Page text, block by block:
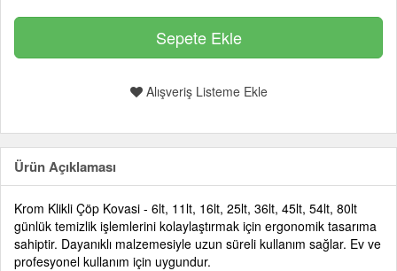
Alışveriş Listeme Ekle
Ürün Açıklaması
Krom Klikli Çöp Kovasi - 6lt, 11lt, 16lt, 25lt, 36lt, 45lt, 54lt, 80lt
günlük temizlik işlemlerini kolaylaştırmak için ergonomik tasarıma
sahiptir. Dayanıklı malzemesiyle uzun süreli kullanım sağlar. Ev ve
profesyonel kullanım için uygundur.